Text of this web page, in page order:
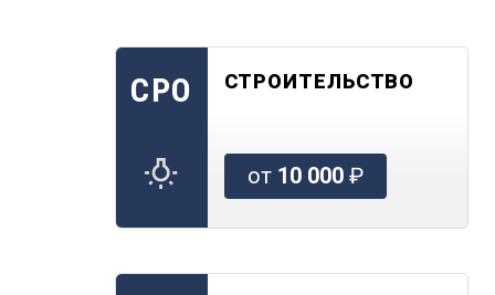
СРО СТРОИТЕЛЬСТВО
от 10 000₽